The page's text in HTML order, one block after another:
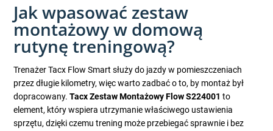
Jak wpasować zestaw
montażowy w domową
rutynę treningową?
Trenażer Tacx Flow Smart służy do jazdy w pomieszczeniach
przez długie kilometry, więc warto zadbać o to, by montaż był
dopracowany.Tacx Zestaw Montażowy Flow S224001 to
element, który wspiera utrzymanie właściwego ustawienia
sprzętu, dzięki czemu trening może przebiegać sprawnie i bez